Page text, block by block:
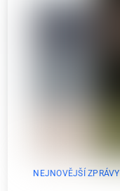
NEJNOVĚJŠÍ ZPRÁVY